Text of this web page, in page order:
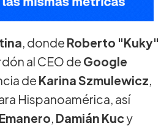
, donde Roberto "Kuky"
al CEO de Google
de Karina Szmulewicz,
Hispanoamérica, así
Emanero, Damián Kuc y